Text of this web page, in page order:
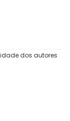
dos autores